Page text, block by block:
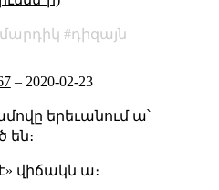
դիզայն
– 2020-02-23
երեւանում ա՝
են։
վիճակն ա։